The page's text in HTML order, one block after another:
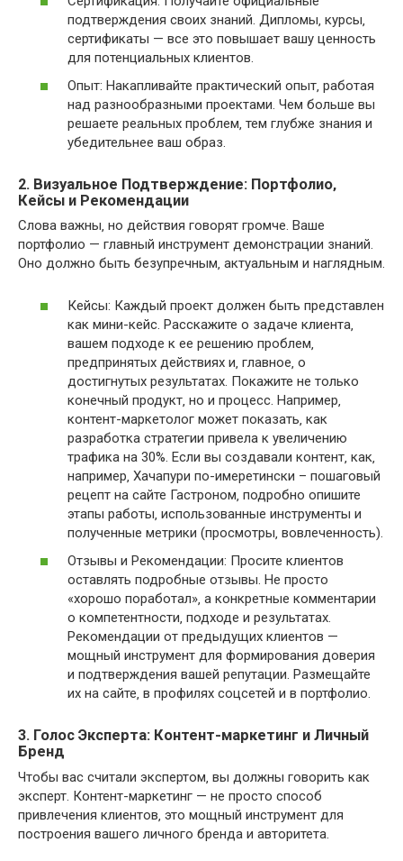
подтверждения своих знаний. Дипломы‚ курсы‚
сертификаты — все это повышает вашу ценность
для потенциальных клиентов.
Опыт: Накапливайте практический опыт‚ работая
над разнообразными проектами. Чем больше вы
решаете реальных проблем‚ тем глубже знания и
убедительнее ваш образ.
2. Визуальное Подтверждение: Портфолио‚
Кейсы и Рекомендации
Слова важны‚ но действия говорят громче. Ваше
портфолио — главный инструмент демонстрации знаний.
Оно должно быть безупречным‚ актуальным и наглядным.
Кейсы: Каждый проект должен быть представлен
как мини-кейс. Расскажите о задаче клиента‚
вашем подходе к ее решению проблем‚
предпринятых действиях и‚ главное‚ о
достигнутых результатах. Покажите не только
конечный продукт‚ но и процесс. Например‚
контент-маркетолог может показать‚ как
разработка стратегии привела к увеличению
трафика на 30%. Если вы создавали контент‚ как‚
например‚ Хачапури по-имеретински – пошаговый
рецепт на сайте Гастроном‚ подробно опишите
этапы работы‚ использованные инструменты и
полученные метрики (просмотры‚ вовлеченность).
Отзывы и Рекомендации: Просите клиентов
оставлять подробные отзывы. Не просто
«хорошо поработал»‚ а конкретные комментарии
о компетентности‚ подходе и результатах.
Рекомендации от предыдущих клиентов —
мощный инструмент для формирования доверия
и подтверждения вашей репутации. Размещайте
их на сайте‚ в профилях соцсетей и в портфолио.
3. Голос Эксперта: Контент-маркетинг и Личный
Бренд
Чтобы вас считали экспертом‚ вы должны говорить как
эксперт. Контент-маркетинг — не просто способ
привлечения клиентов‚ это мощный инструмент для
построения вашего личного бренда и авторитета.